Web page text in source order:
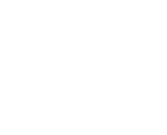
of undefined constant